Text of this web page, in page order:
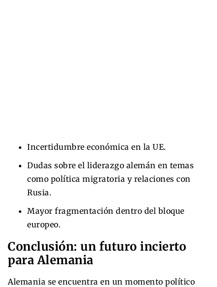
Incertidumbre económica en la UE.
Dudas sobre el liderazgo alemán en temas
como política migratoria y relaciones con
Rusia.
Mayor fragmentación dentro del bloque
europeo.
Conclusión: un futuro incierto
para Alemania
Alemania se encuentra en un momento político